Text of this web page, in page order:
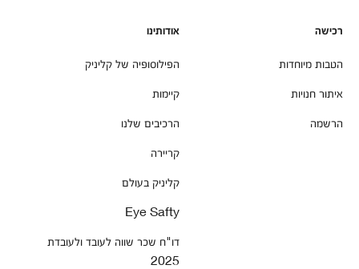
רכישה
הטבות מיוחדות
איתור חנויות
הרשמה
אודותינו
הפילוסופיה של קליניק
קיימות
הרכיבים שלנו
קריירה
קליניק בעולם
Eye Safty
דו"ח שכר שווה לעובד ולעובדת
2025